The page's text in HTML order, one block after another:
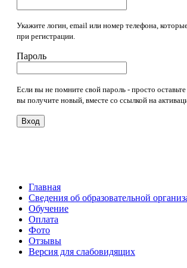
Укажите логин, email или номер телефона,
при регистрации.
Пароль
Если вы не помните свой пароль - просто
вы получите новый, вместе со ссылкой на
Вход
Главная
Сведения об образовательной
Обучение
Оплата
Фото
Отзывы
Версия для слабовидящих